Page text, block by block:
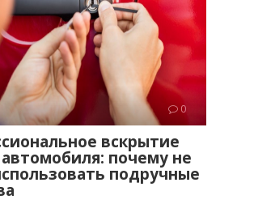
0
вскрытие
почему не
подручные